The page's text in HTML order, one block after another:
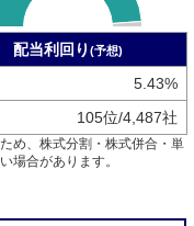
配当利回り (予想)
5.43%
105位/4,487社
め、株式分割・株式併合・単
場合があります。